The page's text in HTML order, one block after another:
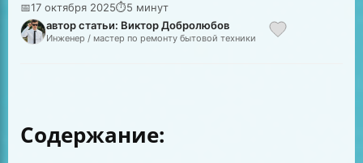
📅17 октября 2025⏱5 минут
автор статьи: Виктор Добролюбов
Инженер / мастер по ремонту бытовой техники
Содержание: